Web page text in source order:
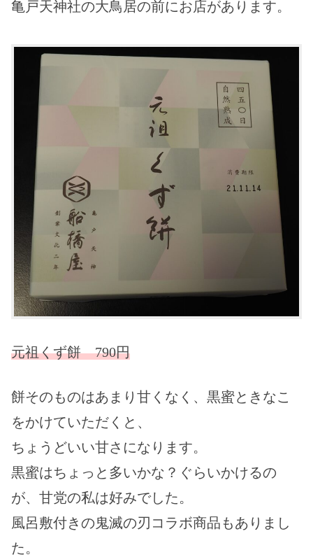
亀戸天神社の大鳥居の前にお店があります。
元祖くず餅 790円
餅そのものはあまり甘くなく、黒蜜ときなこ
をかけていただくと、
ちょうどいい甘さになります。
黒蜜はちょっと多いかな？ぐらいかけるの
が、甘党の私は好みでした。
風呂敷付きの鬼滅の刃コラボ商品もありまし
た。